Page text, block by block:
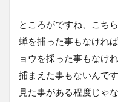
ところがですね、こち
蝉を捕った事もなけれ
ョウを採った事もなけ
捕まえた事もないんで
見た事がある程度じゃ